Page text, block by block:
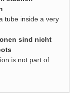
tube inside a very
sind nicht
is not part of